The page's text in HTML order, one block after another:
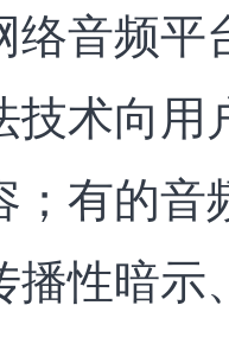
络音频平
技术向用
；有的音
播性暗示